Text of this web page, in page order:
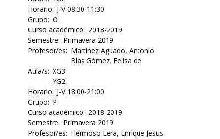
Horario
J-V 08:30-11:30
Grupo O
Curso académico
2018-2019
Semestre
Primavera 2019
Profesor/es
Martinez Aguado, Antonio
Blas Gómez, Felisa de
Aula/s XG3
YG2
Horario
J-V 18:00-21:00
Grupo
P
Curso académico
2018-2019
Semestre
Primavera 2019
Profesor/es
Hermoso Lera, Enrique Jesus